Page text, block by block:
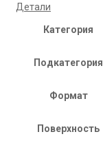
Детали
Категория
Подкатегория
Формат
Поверхность